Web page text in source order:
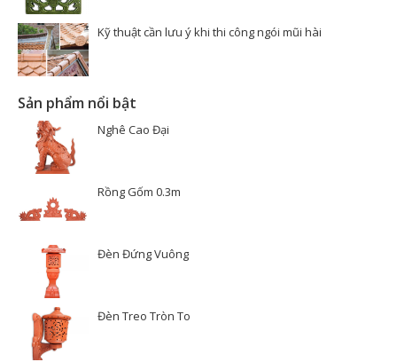
Kỹ thuật cần lưu ý khi thi công ngói mũi hài
Sản phẩm nổi bật
Nghê Cao Đại
Rồng Gốm 0.3m
Đèn Đứng Vuông
Đèn Treo Tròn To